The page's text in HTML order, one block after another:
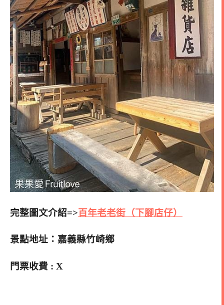
完整圖文介紹=>百年老老街（下腳店仔）
景點地址：嘉義縣竹崎鄉
門票收費 : X